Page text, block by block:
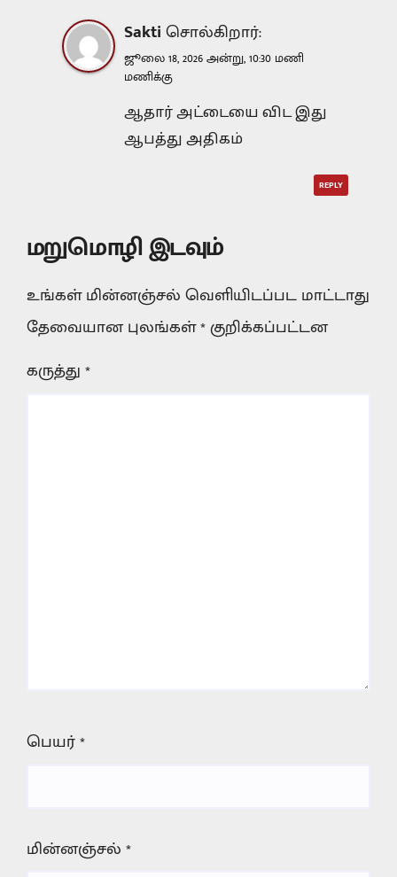
Saktiசொல்கிறார்:
ஜூலை 18, 2026 அன்று, 10:30 மணி
மணிக்கு
ஆதார் அட்டையை விட இது
ஆபத்து அதிகம்
REPLY
மறுமொழி இடவும்
உங்கள் மின்னஞ்சல் வெளியிடப்பட மாட்டாது
தேவையான புலங்கள்*குறிக்கப்பட்டன
கருத்து*
பெயர்*
மின்னஞ்சல்*